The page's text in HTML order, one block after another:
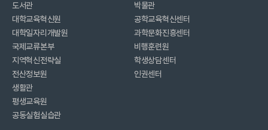
도서관
대학교육혁신원
대학일자리개발원
국제교류본부
지역혁신전략실
전산정보원
생활관
평생교육원
공동실험실습관
박물관
공학교육혁신센터
과학문화진흥센터
비행훈련원
학생상담센터
인권센터